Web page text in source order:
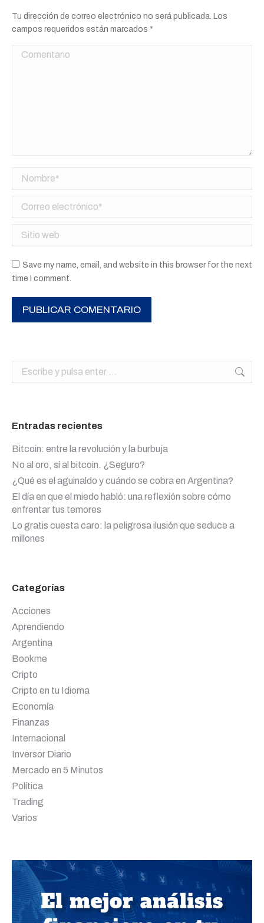
Tu dirección de correo electrónico no será publicada. Los
campos requeridos están marcados *
Comentario
Nombre *
Correo electrónico *
Sitio web
Save my name, email, and website in this browser for the next
time I comment.
PUBLICAR COMENTARIO
Buscar:
Entradas recientes
Bitcoin: entre la revolución y la burbuja
No al oro, sí al bitcoin. ¿Seguro?
¿Qué es el aguinaldo y cuándo se cobra en Argentina?
El día en que el miedo habló: una reflexión sobre cómo
enfrentar tus temores
Lo gratis cuesta caro: la peligrosa ilusión que seduce a
millones
Categorías
Acciones
Aprendiendo
Argentina
Bookme
Cripto
Cripto en tu Idioma
Economía
Finanzas
Internacional
Inversor Diario
Mercado en 5 Minutos
Política
Trading
Varios